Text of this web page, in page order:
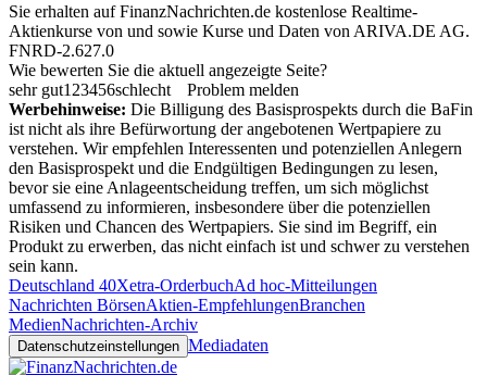
Sie erhalten auf FinanzNachrichten.de kostenlose Realtime-
Aktienkurse von und sowie Kurse und Daten von ARIVA.DE AG.
FNRD-2.627.0
Wie bewerten Sie die aktuell angezeigte Seite?
sehr gut1 23456schlecht
Problem melden
Werbehinweise: Die Billigung des Basisprospekts durch die BaFin
ist nicht als ihre Befürwortung der angebotenen Wertpapiere zu
verstehen. Wir empfehlen Interessenten und potenziellen Anlegern
den Basisprospekt und die Endgültigen Bedingungen zu lesen,
bevor sie eine Anlageentscheidung treffen, um sich möglichst
umfassend zu informieren, insbesondere über die potenziellen
Risiken und Chancen des Wertpapiers. Sie sind im Begriff, ein
Produkt zu erwerben, das nicht einfach ist und schwer zu verstehen
sein kann.
Deutschland 40Xetra-OrderbuchAd hoc-Mitteilungen
Nachrichten BörsenAktien-EmpfehlungenBranchen
MedienNachrichten-Archiv
Datenschutzeinstellungen Mediadaten